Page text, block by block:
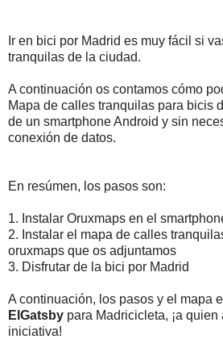
Ir en bici por Madrid es muy fácil si
tranquilas de la ciudad.
A continuación os contamos cómo
Mapa de calles tranquilas para bicis
de un smartphone Android y sin
conexión de datos.
En resúmen, los pasos son:
1. Instalar Oruxmaps en el
2. Instalar el mapa de calles
oruxmaps que os adjuntamos
3. Disfrutar de la bici por Madrid
A continuación, los pasos y el mapa
ElGatsby para Madricicleta, ¡a
iniciativa!